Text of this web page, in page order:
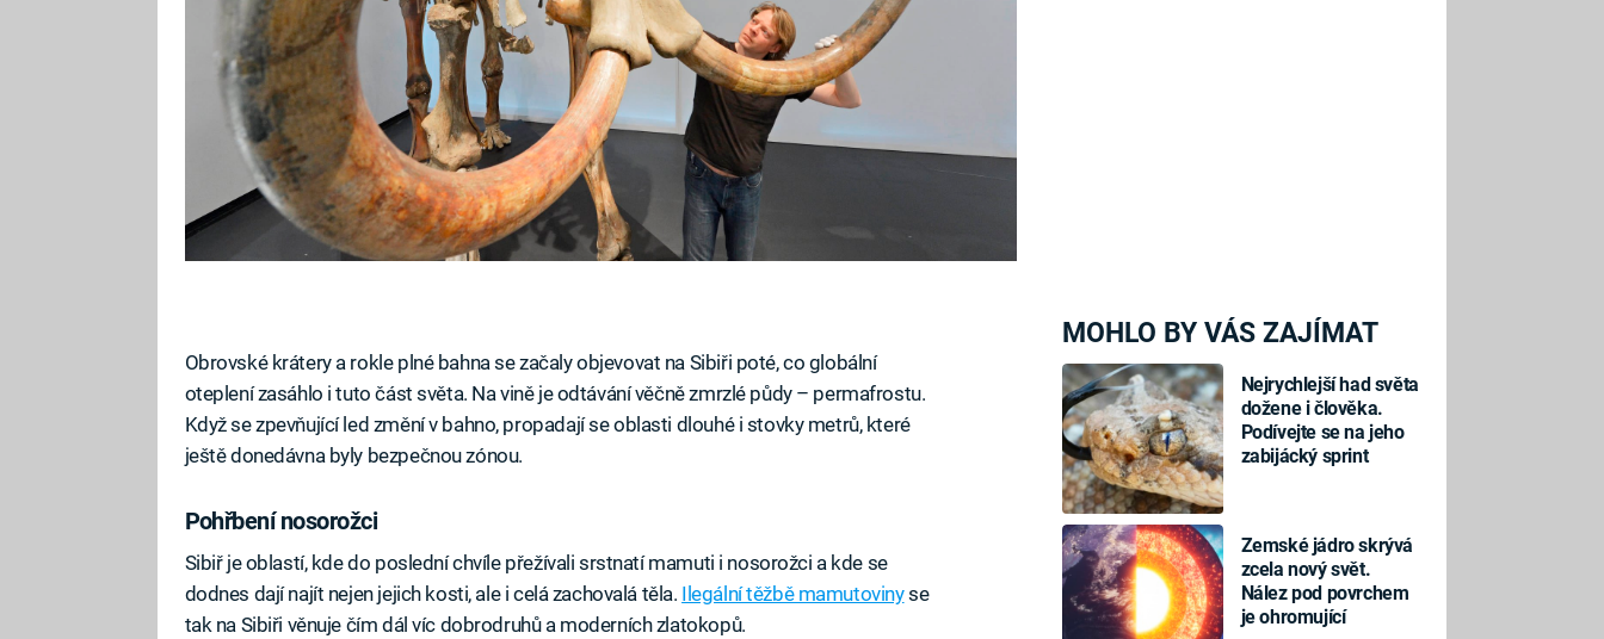
MOHLO BY VÁS ZAJÍMAT
Nejrychlejší had světa
dožene i člověka.
Podívejte se na jeho
zabijácký sprint
Zemské jádro skrývá
zcela nový svět.
Nález pod povrchem
je ohromující
Obrovské krátery a rokle plné bahna se začaly objevovat na Sibiři poté, co globální
oteplení zasáhlo i tuto část světa. Na vině je odtávání věčně zmrzlé půdy – permafrostu.
Když se zpevňující led změní v bahno, propadají se oblasti dlouhé i stovky metrů, které
ještě donedávna byly bezpečnou zónou.
Pohřbení nosorožci
Sibiř je oblastí, kde do poslední chvíle přežívali srstnatí mamuti i nosorožci a kde se
dodnes dají najít nejen jejich kosti, ale i celá zachovalá těla. Ilegální těžbě mamutovinyse
tak na Sibiři věnuje čím dál víc dobrodruhů a moderních zlatokopů.